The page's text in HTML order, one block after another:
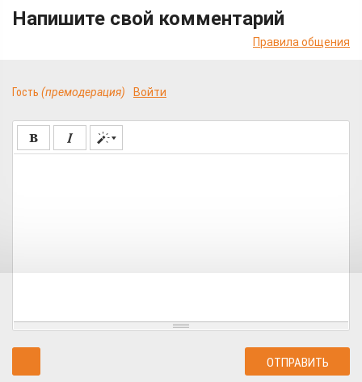
Напишите свой комментарий
Правила общения
Гость (премодерация) Войти